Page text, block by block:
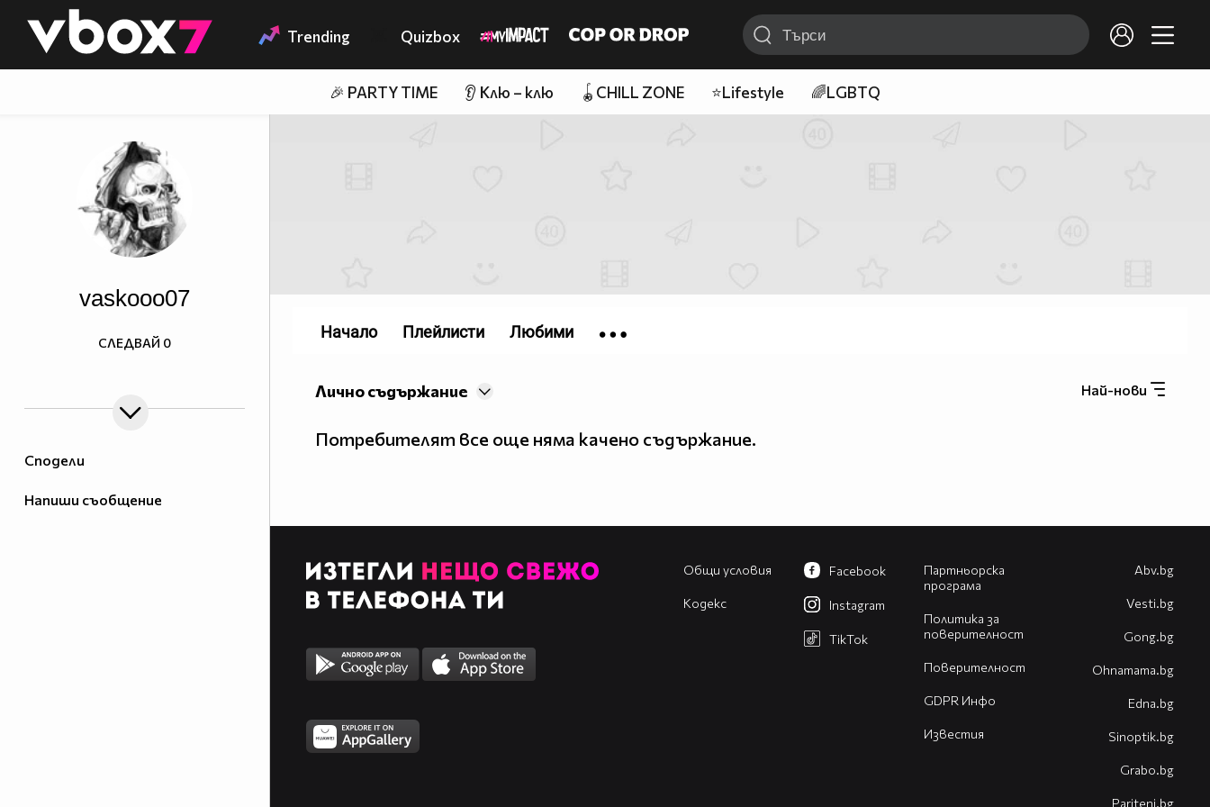
👾 Trending Quizbox
🎉 PARTY TIME 👂 Клю – клю 🪀CHILL ZONE ⭐Lifestyle 🌈LGBTQ
Сподели
Напиши съобщение
vaskooo07
СЛЕДВАЙ 0
Най-нови
Лично съдържание
Потребителят все още няма качено съдържание.
Начало Плейлисти Любими
Общи условия
Кодекс
Партньорска
програма
Политика за
поверителност
Поверителност
GDPR Инфо
Известия
Facebook
Instagram
TikTok
Abv.bg
Vesti.bg
Gong.bg
Оhnamama.bg
Edna.bg
Sinoptik.bg
Grabo.bg
Pariteni.bg